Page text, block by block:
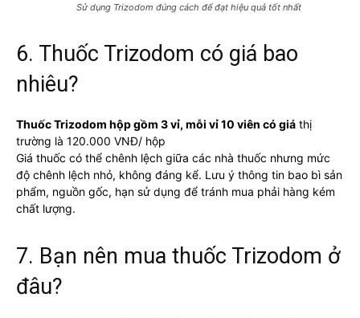
Sử dụng Trizodom đúng cách để đạt hiệu quả tốt nhất
6. Thuốc Trizodom có giá bao
nhiêu?
Thuốc Trizodom hộp gồm 3 vỉ, mỗi vỉ 10 viên có giá thị
trường là 120.000 VNĐ/ hộp
Giá thuốc có thể chênh lệch giữa các nhà thuốc nhưng mức
độ chênh lệch nhỏ, không đáng kể. Lưu ý thông tin bao bì sản
phẩm, nguồn gốc, hạn sử dụng để tránh mua phải hàng kém
chất lượng.
7. Bạn nên mua thuốc Trizodom ở
đâu?